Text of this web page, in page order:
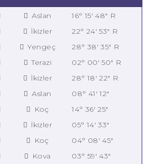
Aslan
16° 15' 48" R
İkizler
22° 24' 53" R
Yengeç
28° 38' 35" R
Terazi
02° 00' 50" R
İkizler
28° 18' 22" R
Aslan
08° 41' 12"
Koç
14° 36' 25"
İkizler
05° 14' 33"
Koç
04° 08' 45"
Kova
03° 59' 43"